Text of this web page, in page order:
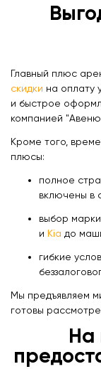
Главный плюс
скидки на оплату
и быстрое
компанией
Кроме того,
плюсы:
полное
включены в
выбор
и Kia до
гибкие
Мы предъявляем
готовы
На